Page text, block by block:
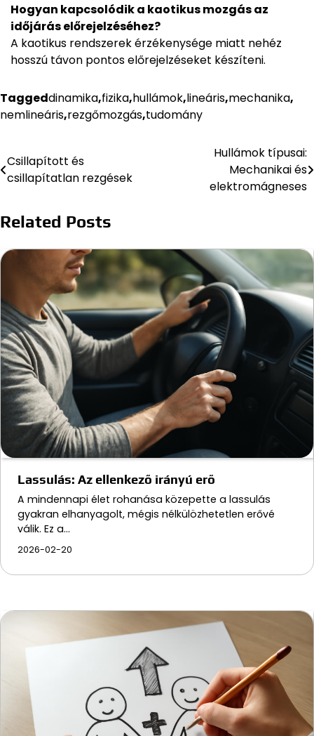
Hogyan kapcsolódik a kaotikus mozgás az
időjárás előrejelzéséhez?
A kaotikus rendszerek érzékenysége miatt nehéz
hosszú távon pontos előrejelzéseket készíteni.
Taggeddinamika,fizika,hullámok,lineáris,mechanika,
nemlineáris,rezgőmozgás,tudomány
Bejegyzés
navigáció
Csillapított és
csillapítatlan rezgések
Hullámok típusai:
Mechanikai és
elektromágneses
Related Posts
Lassulás: Az ellenkező irányú erő
A mindennapi élet rohanása közepette a lassulás
gyakran elhanyagolt, mégis nélkülözhetetlen erővé
válik. Ez a…
2026-02-20